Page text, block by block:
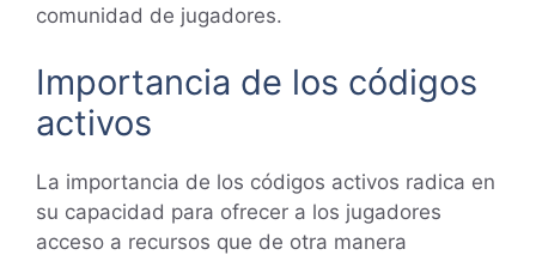
comunidad de jugadores.
Importancia de los códigos
activos
La importancia de los códigos activos radica en
su capacidad para ofrecer a los jugadores
acceso a recursos que de otra manera